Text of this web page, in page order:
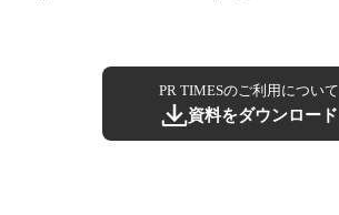
PR TIMESのご利用について
資料をダウンロード